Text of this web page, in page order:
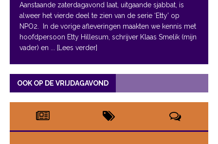
Aanstaande zaterdagavond laat, uitgaande sjabbat, is
alweer het vierde deel te zien van de serie ‘Etty’ op
NPO2. In de vorige afleveringen maakten we kennis met
hoofdpersoon Etty Hillesum, schrijver Klaas Smelik (mijn
vader) en
... [Lees verder]
OOK OP DE VRIJDAGAVOND